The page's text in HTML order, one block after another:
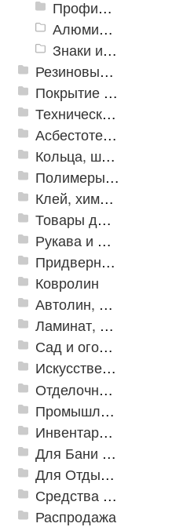
Профили закладные
Алюминиевый профиль для ленты
Знаки из полистирола для разметки пола
Резиновые и ПВХ дорожки
Покрытие из резиновой крошки
Техническая резина
Асбестотехнические и теплоизоляционные материалы
Кольца, шайбы, манжеты
Полимеры и пластики
Клей, химия, сопутствующие товары
Товары для дома
Рукава и шланги промышленные
Придверные решетки
Ковролин
Автолин, Транслин, Линолеум
Ламинат, Кварцвиниловая плитка SPC
Сад и огород
Искусственная трава
Отделочные профили
Промышленный текстиль
Инвентарь для клининга
Для Бани и Сауны
Для Отдыха и Пикника
Средства от насекомых и садовых вредителей
Распродажа